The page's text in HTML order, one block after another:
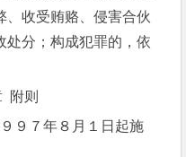
、收受贿赂、侵害合伙
处分；构成犯罪的，依
附则
７年８月１日起施